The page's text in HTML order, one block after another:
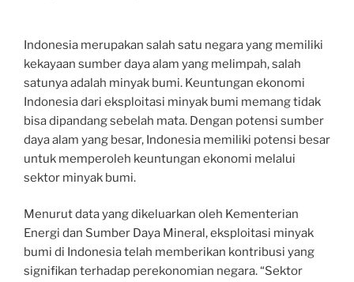
Indonesia merupakan salah satu negara yang memiliki
kekayaan sumber daya alam yang melimpah, salah
satunya adalah minyak bumi. Keuntungan ekonomi
Indonesia dari eksploitasi minyak bumi memang tidak
bisa dipandang sebelah mata. Dengan potensi sumber
daya alam yang besar, Indonesia memiliki potensi besar
untuk memperoleh keuntungan ekonomi melalui
sektor minyak bumi.
Menurut data yang dikeluarkan oleh Kementerian
Energi dan Sumber Daya Mineral, eksploitasi minyak
bumi di Indonesia telah memberikan kontribusi yang
signifikan terhadap perekonomian negara. “Sektor